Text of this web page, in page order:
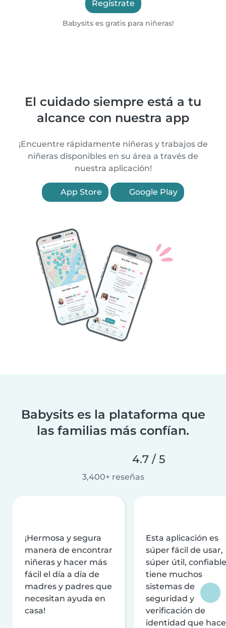
Regístrate
Babysits es gratis para niñeras!
El cuidado siempre está a tu
alcance con nuestra app
¡Encuentre rápidamente niñeras y trabajos de
niñeras disponibles en su área a través de
nuestra aplicación!
App Store Google Play
Babysits es la plataforma que
las familias más confían.
4.7 / 5
3,400+ reseñas
¡Hermosa y segura
manera de encontrar
niñeras y hacer más
fácil el día a día de
madres y padres que
necesitan ayuda en
casa!
Esta aplicación es
súper fácil de usar,
súper útil,
tiene muchos
sistemas de
seguridad y
verificación de
identidad que